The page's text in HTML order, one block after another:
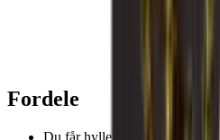
Fordele
Du får hyllene montert slik at